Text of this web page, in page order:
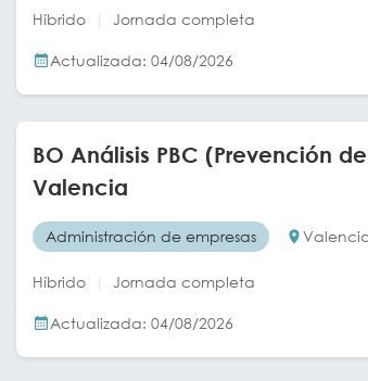
Híbrido Jornada completa
Actualizada: 04/08/2026
BO Análisis PBC (Prevención
Valencia
Administración de empresas
Híbrido Jornada completa
Actualizada: 04/08/2026